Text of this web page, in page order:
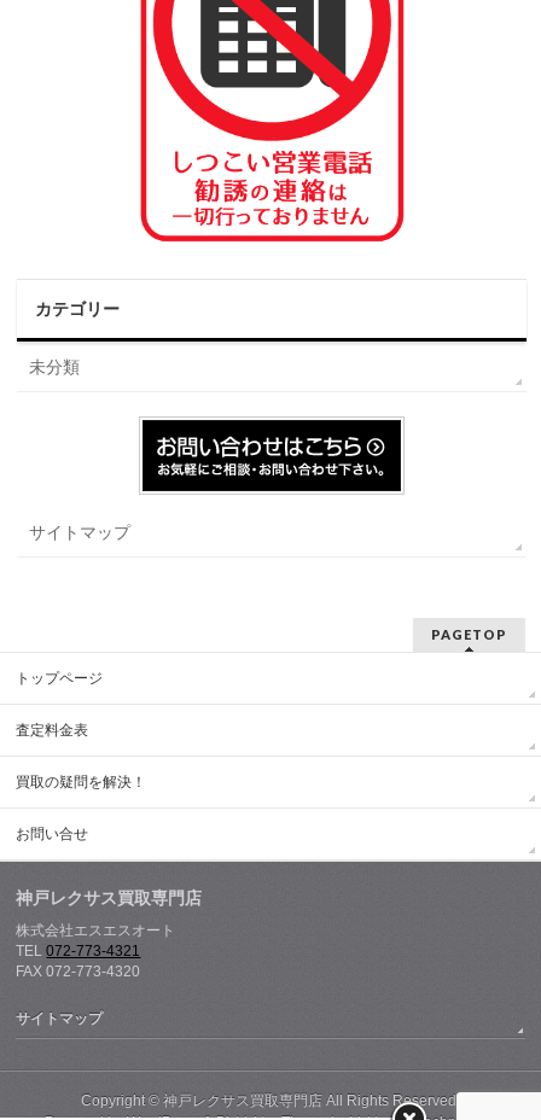
カテゴリー
未分類
サイトマップ
PAGETOP
トップページ
査定料金表
買取の疑問を解決！
お問い合せ
神戸レクサス買取専門店
株式会社エスエスオート
TEL072-773-4321
FAX 072-773-4320
サイトマップ
Copyright © 神戸レクサス買取専門店All Rights Reserved.